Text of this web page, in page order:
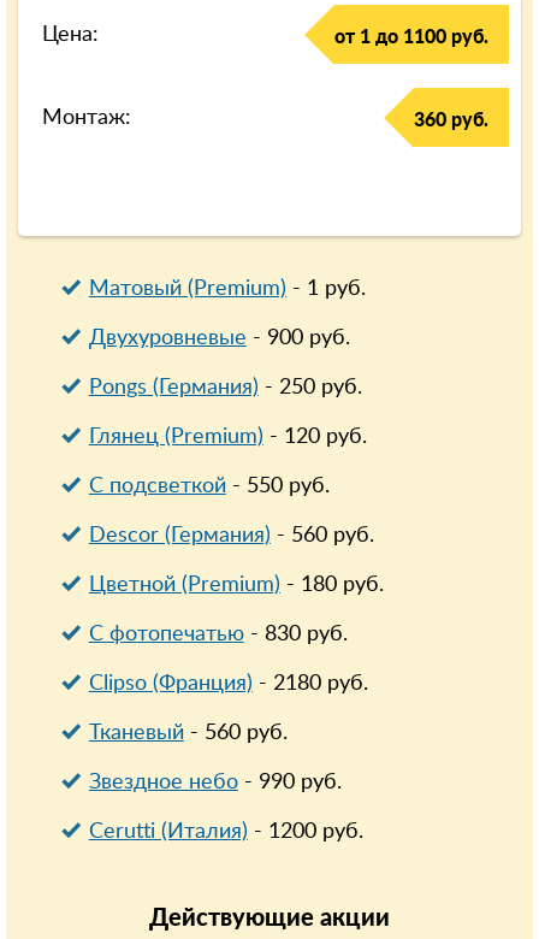
Цена: от 1 до 1100 руб.
Монтаж: 360 руб.
Матовый (Premium) - 1руб.
Двухуровневые - 900руб.
Pongs (Германия) - 250руб.
Глянец (Premium) - 120руб.
С подсветкой- 550руб.
Descor (Германия) - 560руб.
Цветной (Premium) - 180руб.
С фотопечатью- 830руб.
Clipso (Франция) - 2180руб.
Тканевый- 560руб.
Звездное небо- 990руб.
Cerutti (Италия) - 1200руб.
Действующие акции